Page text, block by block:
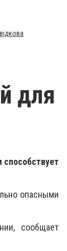
для
опасными
сообщает